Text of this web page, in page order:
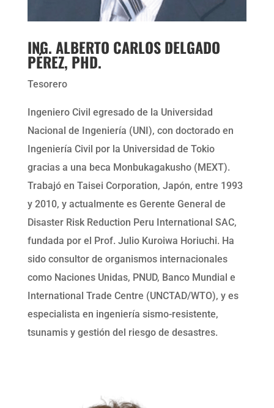
ING. ALBERTO CARLOS DELGADO
PÉREZ, PHD.
Tesorero
Ingeniero Civil egresado de la Universidad
Nacional de Ingeniería (UNI), con doctorado en
Ingeniería Civil por la Universidad de Tokio
gracias a una beca Monbukagakusho (MEXT).
Trabajó en Taisei Corporation, Japón, entre 1993
y 2010, y actualmente es Gerente General de
Disaster Risk Reduction Peru International SAC,
fundada por el Prof. Julio Kuroiwa Horiuchi. Ha
sido consultor de organismos internacionales
como Naciones Unidas, PNUD, Banco Mundial e
International Trade Centre (UNCTAD/WTO), y es
especialista en ingeniería sismo-resistente,
tsunamis y gestión del riesgo de desastres.